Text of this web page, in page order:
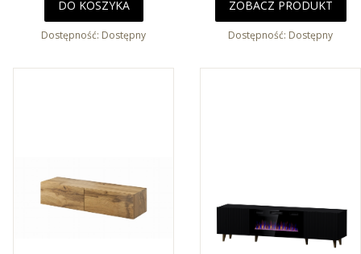
DO KOSZYKA
Dostępność: Dostępny
ZOBACZ PRODUKT
Dostępność: Dostępny